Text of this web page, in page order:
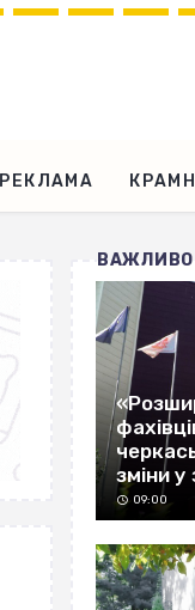
РЕКЛАМА
ВАЖЛИВО
зміни у
09:00